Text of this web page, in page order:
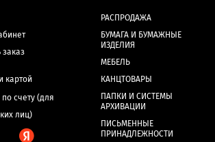
РАСПРОДАЖА
БУМАГА И БУМАЖНЫЕ
ИЗДЕЛИЯ
МЕБЕЛЬ
КАНЦТОВАРЫ
ПАПКИ И СИСТЕМЫ
АРХИВАЦИИ
ПИСЬМЕННЫЕ
ПРИНАДЛЕЖНОСТИ